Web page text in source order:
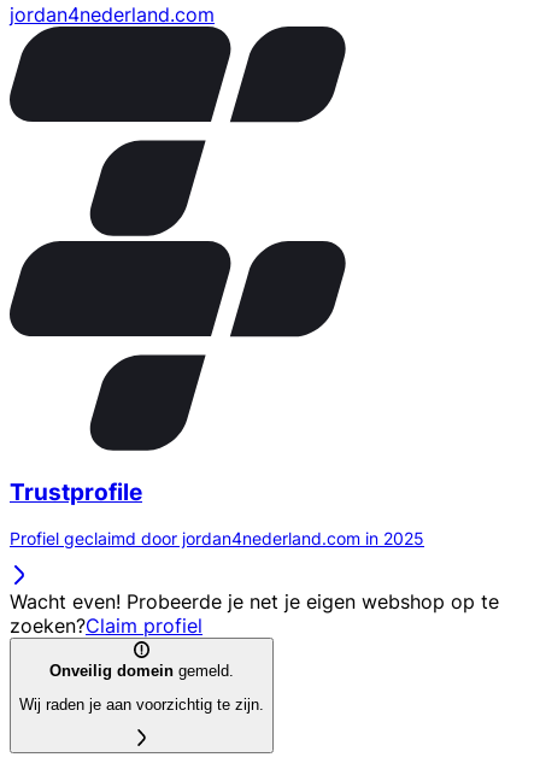
jordan4nederland.com
Trustprofile
Profiel geclaimd door jordan4nederland.com in 2025
Wacht even! Probeerde je net je eigen webshop op te
zoeken?Claim profiel
Onveilig domein gemeld.
Wij raden je aan voorzichtig te zijn.